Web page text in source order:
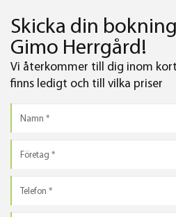
Skicka din
Gimo Herrgård!
Vi återkommer till dig inom
finns ledigt och till vilka priser